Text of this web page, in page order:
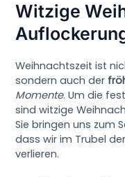
Witzige
Weihnachtszeit ist
sondern auch der
Momente. Um die
sind witzige
Sie bringen uns zum
dass wir im Trubel
verlieren.